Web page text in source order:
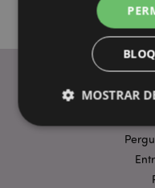
MOSTRAR
Estritamente